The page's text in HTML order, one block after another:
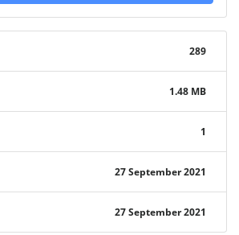
289
1.48 MB
1
27 September 2021
27 September 2021